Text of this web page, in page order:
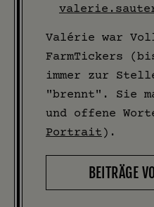
Valérie war
FarmTickers
immer zur
"brennt". Sie
und offene
Portrait ).
BEITRÄGE